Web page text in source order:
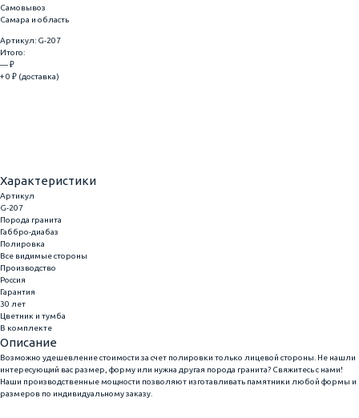
Самовывоз
Самара и область
Артикул: G-207
Итого:
— ₽
+ 0 ₽ (доставка)
Характеристики
Артикул
G-207
Порода гранита
Габбро-диабаз
Полировка
Все видимые стороны
Производство
Россия
Гарантия
30 лет
Цветник и тумба
В комплекте
Описание
Возможно удешевление стоимости за счет полировки только лицевой стороны. Не нашли
интересующий вас размер, форму или нужна другая порода гранита? Свяжитесь с нами!
Наши производственные мощности позволяют изготавливать памятники любой формы и
размеров по индивидуальному заказу.